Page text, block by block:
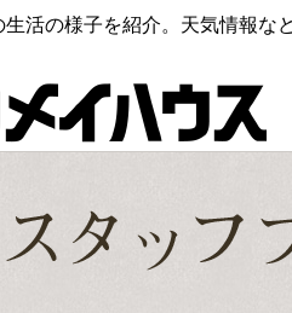
活の様子を紹介。天気情報な